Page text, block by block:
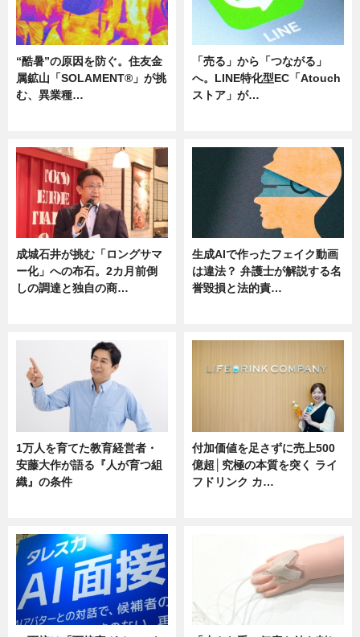
“酷暑”の原因を防ぐ。住友金
属鉱山「SOLAMENT®」が挑
む、異業種…
「売る」から「つながる」
へ。LINE特化型EC「Atouch
ストア」が…
成城石井が挑む「ロングサマ
ー化」への布石。2カ月前倒
しの調達と独自の商…
生成AIで作ったフェイク動画
は違法？ 弁護士が解説する名
誉毀損と法的責…
1万人を育てた教育経営者・
安藤大作が語る『人が育つ組
織』の条件
付加価値を足さずに売上500
億超│究極の本質を突く ライ
フドリンク カ…